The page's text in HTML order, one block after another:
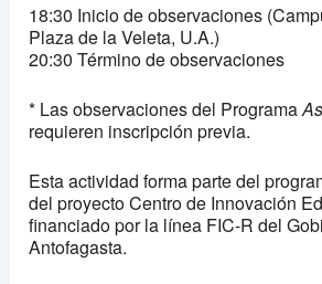
18:30 Inicio de observaciones
Plaza de la Veleta, U.A.)
20:30 Término de observaciones
* Las observaciones del Programa
requieren inscripción previa.
Esta actividad forma parte del
del proyecto Centro de Innovación
financiado por la línea FIC-R del
Antofagasta.